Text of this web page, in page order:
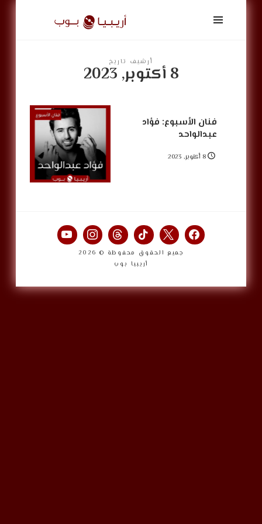
أريبيا
بوب
ArabiaPopأرشيف تاريخ
8 أكتوبر, 2023
فنان الأسبوع: فؤاد
عبدالواحد
8 أكتوبر, 2023
جميع الحقوق محفوظة © 2026
أريبيا بوب